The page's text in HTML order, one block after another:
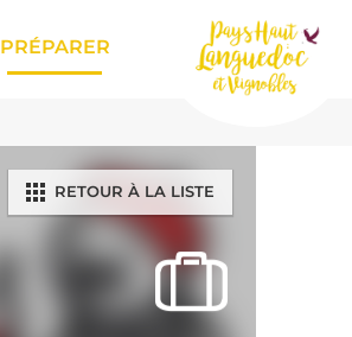
PRÉPARER
RETOUR À LA LISTE